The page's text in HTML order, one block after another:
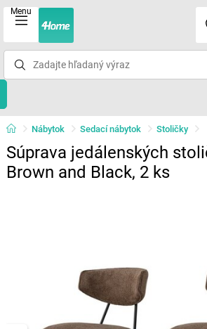
Menu
Nábytok Sedací nábytok Stoličky
Súprava jedálenských
Brown and Black, 2 ks